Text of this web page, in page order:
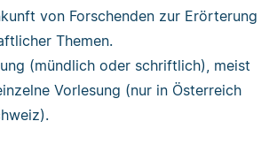
von Forschenden zur Erörterung
Themen.
(mündlich oder schriftlich), meist
Vorlesung (nur in Österreich